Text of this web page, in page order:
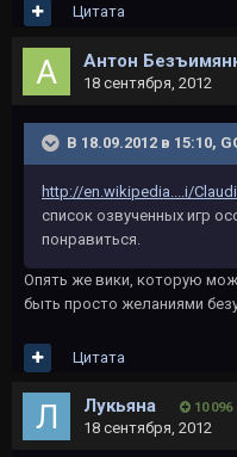
Цитата
Антон
18 сентября, 2012
В 18.09.2012 в 15:10,
http://en.wikipedia....i/
список озвученных игр
понравиться.
Опять же вики, которую
быть просто желаниями
Цитата
Лукьяна 10 096
18 сентября, 2012